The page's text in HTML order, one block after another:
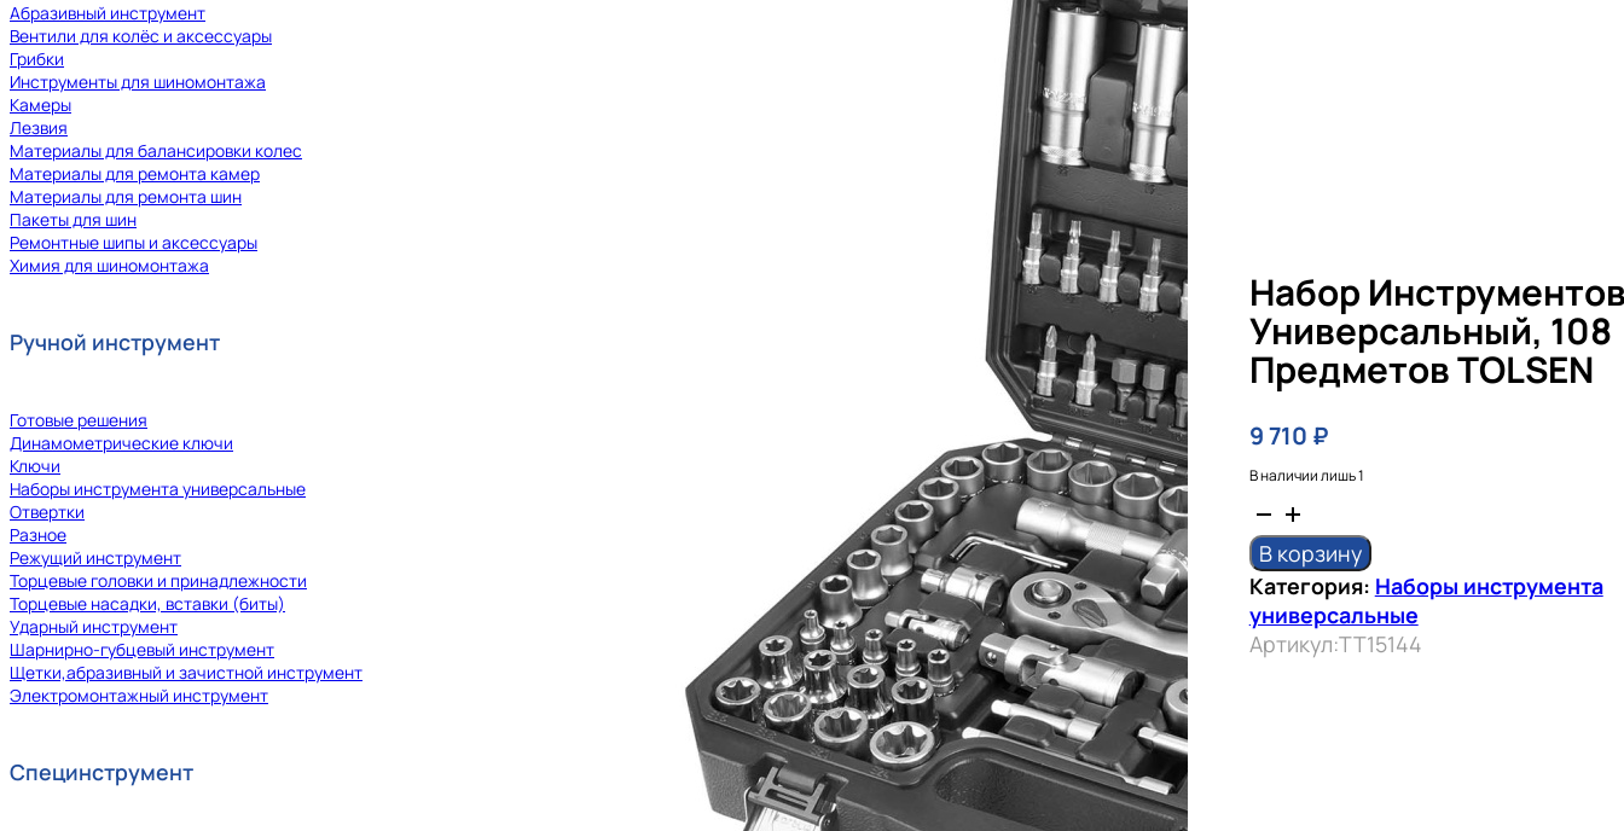
Абразивный инструмент
Вентили для колёс и аксессуары
Грибки
Инструменты для шиномонтажа
Камеры
Лезвия
Материалы для балансировки колес
Материалы для ремонта камер
Материалы для ремонта шин
Пакеты для шин
Ремонтные шипы и аксессуары
Химия для шиномонтажа
Ручной инструмент
Готовые решения
Динамометрические ключи
Ключи
Наборы инструмента универсальные
Отвертки
Разное
Режущий инструмент
Торцевые головки и принадлежности
Торцевые насадки, вставки (биты)
Ударный инструмент
Шарнирно-губцевый инструмент
Щетки,абразивный и зачистной инструмент
Электромонтажный инструмент
Специнструмент
Набор
Универсальный, 108
Предметов TOLSEN
9 710 ₽
В наличии лишь 1
Количество
товара
Набор
инструментов
универсальный,
108
В корзину
Категория: Наборы инструмента
универсальные
Артикул:TT15144